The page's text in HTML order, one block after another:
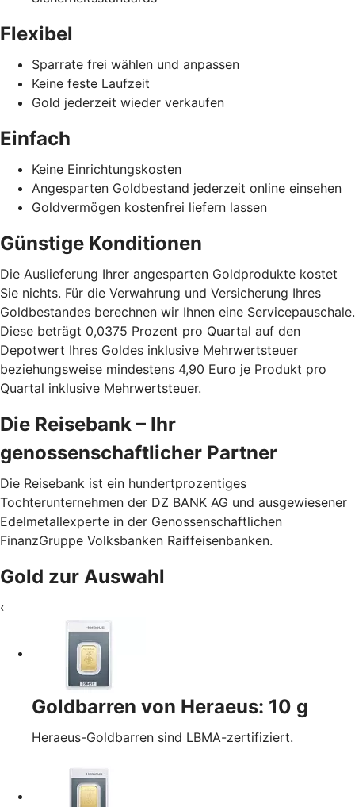
Flexibel
Sparrate frei wählen und anpassen
Keine feste Laufzeit
Gold jederzeit wieder verkaufen
Einfach
Keine Einrichtungskosten
Angesparten Goldbestand jederzeit online einsehen
Goldvermögen kostenfrei liefern lassen
Günstige Konditionen
Die Auslieferung Ihrer angesparten Goldprodukte kostet
Sie nichts. Für die Verwahrung und Versicherung Ihres
Goldbestandes berechnen wir Ihnen eine Servicepauschale.
Diese beträgt 0,0375 Prozent pro Quartal auf den
Depotwert Ihres Goldes inklusive Mehrwertsteuer
beziehungsweise mindestens 4,90 Euro je Produkt pro
Quartal inklusive Mehrwertsteuer.
Die Reisebank – Ihr
genossenschaftlicher Partner
Die Reisebank ist ein hundertprozentiges
Tochterunternehmen der DZ BANK AG und ausgewiesener
Edelmetallexperte in der Genossenschaftlichen
FinanzGruppe Volksbanken Raiffeisenbanken.
Gold zur Auswahl
‹
Goldbarren von Heraeus: 10 g
Heraeus-Goldbarren sind LBMA-zertifiziert.